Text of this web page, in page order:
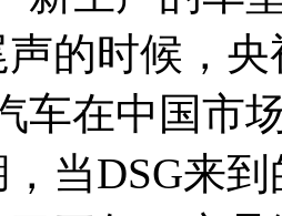
的时候，
车在中国市
当DSG来